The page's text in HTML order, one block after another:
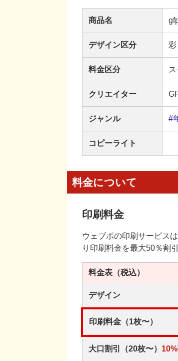
商品名
デザイン区分 彩
料金区分
クリエイター
ジャンル #
コピーライト
料金について
印刷料金
ウェブポの印刷サービス
り印刷料金を最大50％割
料金表 （税込）
デザイン
印刷料金（1枚〜）
大口割引（20枚〜） 10%